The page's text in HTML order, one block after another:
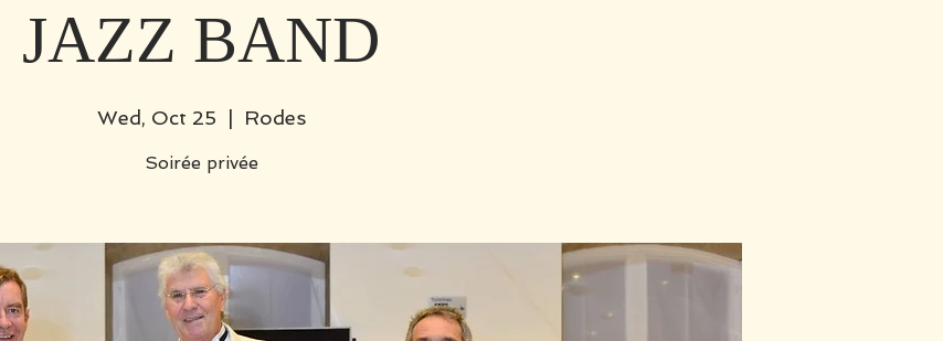
JAZZ BAND
Wed, Oct 25 Rodes
Soirée privée